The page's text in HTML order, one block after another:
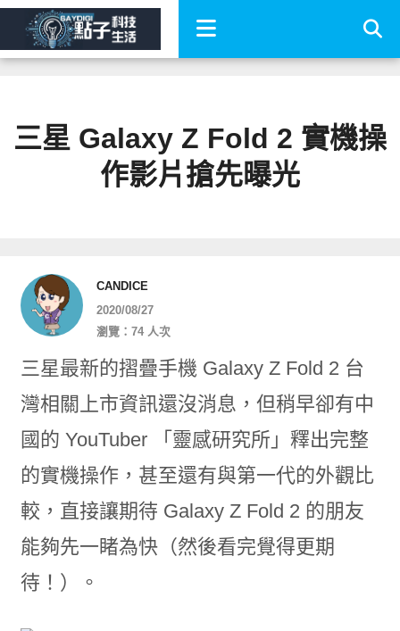
三星 Galaxy Z Fold 2 實機操
作影片搶先曝光
CANDICE
2020/08/27
瀏覽：74 人次
三星最新的摺疊手機 Galaxy Z Fold 2 台
灣相關上市資訊還沒消息，但稍早卻有中
國的 YouTuber 「靈感研究所」釋出完整
的實機操作，甚至還有與第一代的外觀比
較，直接讓期待 Galaxy Z Fold 2 的朋友
能夠先一睹為快（然後看完覺得更期
待！）。